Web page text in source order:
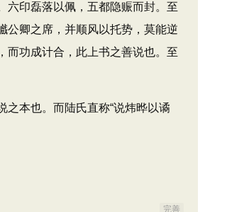
六印磊落以佩，五都隐赈而封。至
公卿之席，并顺风以托势，莫能逆
而功成计合，此上书之善说也。至
本也。而陆氏直称“说炜晔以谲
完善